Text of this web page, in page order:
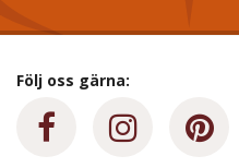
Följ oss gärna: